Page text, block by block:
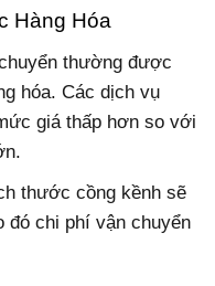
Hàng Hóa
thường được
hóa. Các dịch vụ
giá thấp hơn so với
thước cồng kềnh sẽ
đó chi phí vận chuyển